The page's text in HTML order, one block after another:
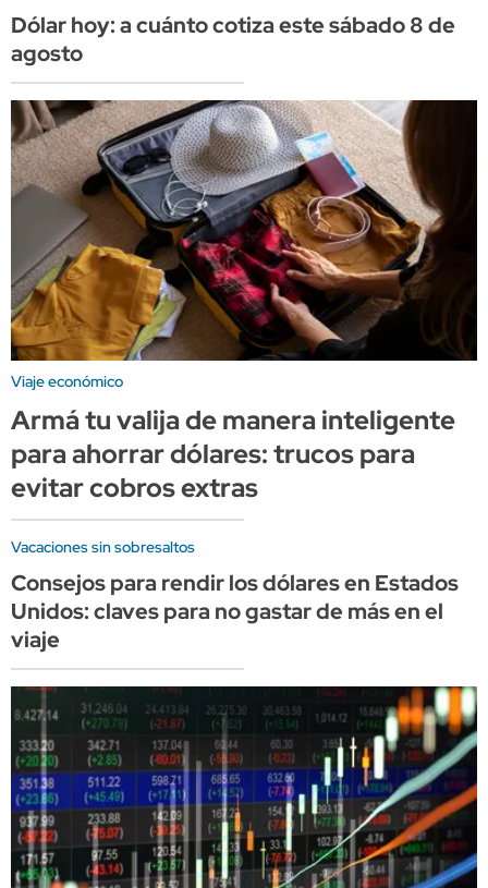
Dólar hoy: a cuánto cotiza este sábado 8 de
agosto
Viaje económico
Armá tu valija de manera inteligente
para ahorrar dólares: trucos para
evitar cobros extras
Vacaciones sin sobresaltos
Consejos para rendir los dólares en Estados
Unidos: claves para no gastar de más en el
viaje